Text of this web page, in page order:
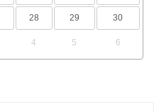
28 29 30
4 5 6